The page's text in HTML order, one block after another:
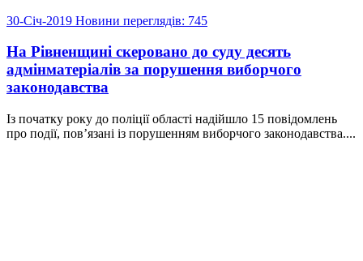
30-Січ-2019 Новини переглядів: 745
На Рівненщині скеровано до суду десять
адмінматеріалів за порушення виборчого
законодавства
Із початку року до поліції області надійшло 15 повідомлень
про події, пов’язані із порушенням виборчого законодавства....